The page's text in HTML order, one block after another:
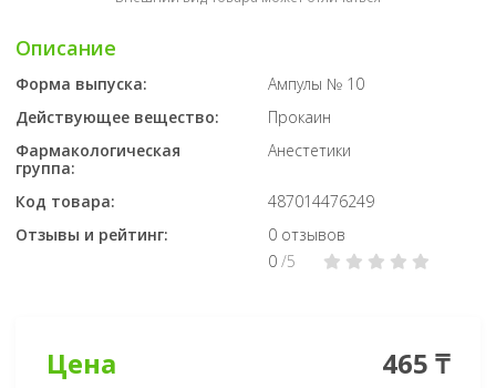
Описание
Форма выпуска:
Ампулы № 10
Действующее вещество:
Прокаин
Фармакологическая
группа:
Анестетики
Код товара:
487014476249
Отзывы и рейтинг:
0 отзывов
0 /5
Цена 465 ₸